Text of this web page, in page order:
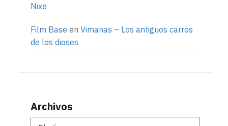
Nixe
Film Base en Vimanas – Los antiguos carros
de los dioses
Archivos